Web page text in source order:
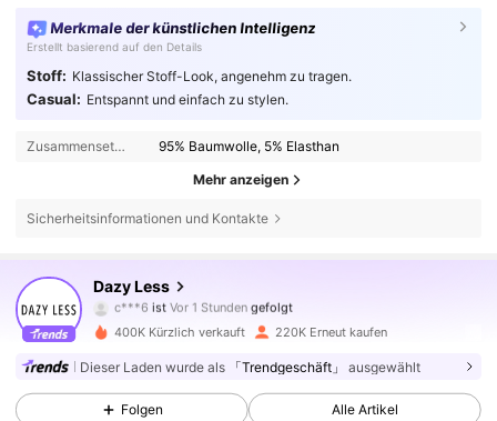
Merkmale der künstlichen Intelligenz
Erstellt basierend auf den Details
Stoff: Klassischer Stoff-Look, angenehm zu tragen.
Casual: Entspannt und einfach zu stylen.
Zusammensetzung: 95% Baumwolle, 5% Elasthan
Mehr anzeigen
Sicherheitsinformationen und Kontakte
Dazy Less
c***6istVor 1 Stunden
z***d ist am Durchsuchen
4,86
302K Follower
4,86
400K Kürzlich verkauft 220K Erneut kaufen
Dieser Laden wurde als 「Trendgeschäft」 ausgewählt
Folgen Alle Artikel